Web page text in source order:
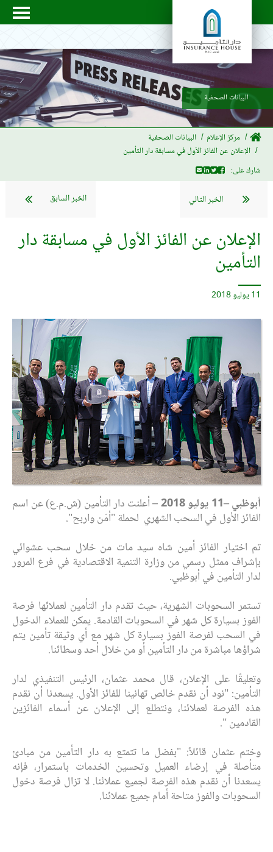
البيانات الصحفية
مركز الإعلام
البيانات الصحفية
الإعلان عن الفائز الأول في مسابقة دار التأمين
شارك على:
الخبر التالي الخبر السابق
الإعلان عن الفائز الأول في مسابقة دار
التأمين
11 يوليو 2018
أبوظبي –11 يوليو 2018 –
أعلنت دار التأمين (ش.م.ع) عن اسم
الفائز الأول في السحب الشهري لحملة "أمّن واربح".
تم اختيار الفائز أمين شاه سيد مات من خلال سحب عشوائي
بإشراف ممثل رسمي من وزارة التنمية الاقتصادية في فرع المرور
لدار التأمين في أبوظبي.
تستمر السحوبات الشهرية، حيث تقدم دار التأمين لعملائها فرصة
الفوز بسيارة كل شهر في السحوبات القادمة. يمكن للعملاء الدخول
في السحب لفرصة الفوز بسيارة كل شهر مع أي وثيقة تأمين يتم
شراؤها مباشرة من دار التأمين أو من خلال أحد وسطائنا.
وتعليقًا على الإعلان، قال محمد عثمان، الرئيس التنفيذي لدار
التأمين: "نود أن نقدم خالص تهانينا للفائز الأول. يسعدنا أن نقدم
هذه الفرصة لعملائنا، ونتطلع إلى الإعلان عن أسماء الفائزين
القادمين ".
وختم عثمان قائلاً: "بفضل ما تتمتع به دار التأمين من مبادئ
متأصلة في إرضاء العميل وتحسين الخدمات باستمرار، فإنه
يسعدنا أن نقدم هذه الفرصة لجميع عملائنا. لا تزال فرصة دخول
السحوبات والفوز متاحة أمام جميع عملائنا.